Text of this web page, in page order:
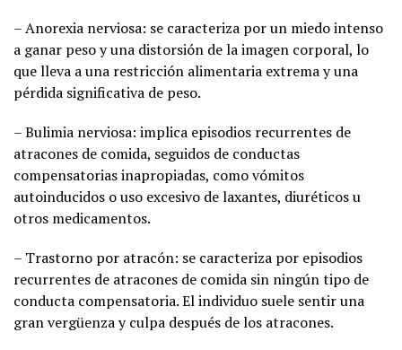
– Anorexia nerviosa: se caracteriza por un miedo intenso
a ganar peso y una distorsión de la imagen corporal, lo
que lleva a una restricción alimentaria extrema y una
pérdida significativa de peso.
– Bulimia nerviosa: implica episodios recurrentes de
atracones de comida, seguidos de conductas
compensatorias inapropiadas, como vómitos
autoinducidos o uso excesivo de laxantes, diuréticos u
otros medicamentos.
– Trastorno por atracón: se caracteriza por episodios
recurrentes de atracones de comida sin ningún tipo de
conducta compensatoria. El individuo suele sentir una
gran vergüenza y culpa después de los atracones.